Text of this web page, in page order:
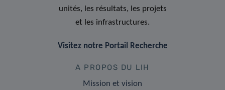
unités, les résultats, les projets
et les infrastructures.
Visitez notre Portail Recherche
A PROPOS DU LIH
Mission et vision